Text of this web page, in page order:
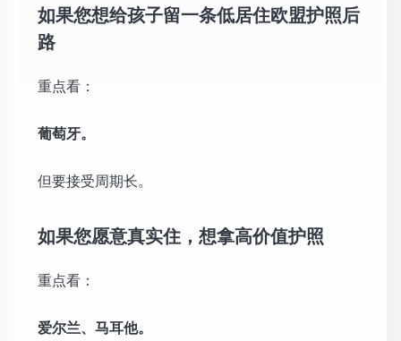
如果您想给孩子留一条低居住欧盟护照后
路
重点看：
葡萄牙。
但要接受周期长。
如果您愿意真实住，想拿高价值护照
重点看：
爱尔兰、马耳他。